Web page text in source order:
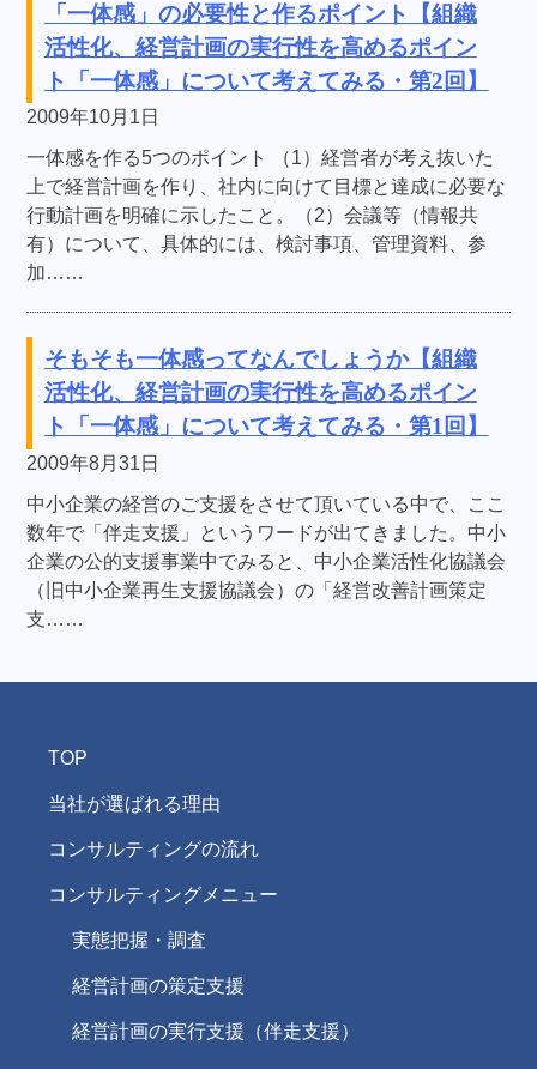
「一体感」の必要性と作るポイント【組織
活性化、経営計画の実行性を高めるポイン
ト「一体感」について考えてみる・第2回】
2009年10月1日
一体感を作る5つのポイント （1）経営者が考え抜いた
上で経営計画を作り、社内に向けて目標と達成に必要な
行動計画を明確に示したこと。（2）会議等（情報共
有）について、具体的には、検討事項、管理資料、参
加……
そもそも一体感ってなんでしょうか【組織
活性化、経営計画の実行性を高めるポイン
ト「一体感」について考えてみる・第1回】
2009年8月31日
中小企業の経営のご支援をさせて頂いている中で、ここ
数年で「伴走支援」というワードが出てきました。中小
企業の公的支援事業中でみると、中小企業活性化協議会
（旧中小企業再生支援協議会）の「経営改善計画策定
支……
TOP
当社が選ばれる理由
コンサルティングの流れ
コンサルティングメニュー
実態把握・調査
経営計画の策定支援
経営計画の実行支援（伴走支援）